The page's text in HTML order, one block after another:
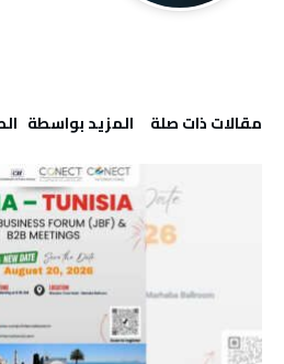
‫مقالات ذات صلة‬ ‫‫المزيد بواسطة‬ ‬ ‭ ‬الصحافة‭ ‬اليوم